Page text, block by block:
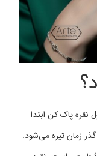
نقره پاک کن ابتدا
زمان تیره می‌شود.